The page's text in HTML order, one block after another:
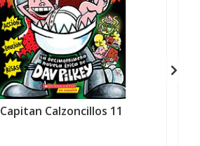
Capitan Calzoncillos 11